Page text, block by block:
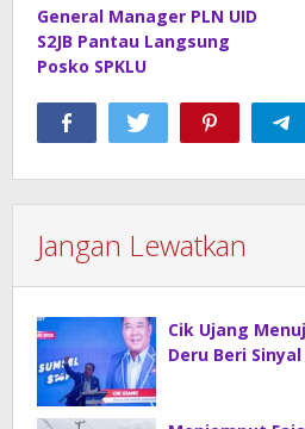
General Manager PLN UID
S2JB Pantau Langsung
Posko SPKLU
Jangan Lewatkan
Cik Ujang
Deru Beri